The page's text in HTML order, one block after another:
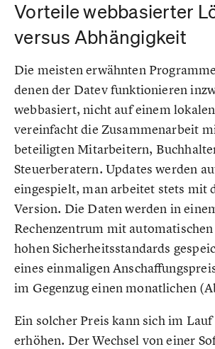
Vorteile webbasierter
versus Abhängigkeit
Die meisten erwähnten
denen der Datev funktionieren
webbasiert, nicht auf einem
vereinfacht die Zusammenarbeit
beteiligten Mitarbeitern,
Steuerberatern. Updates werden
eingespielt, man arbeitet stets mit
Version. Die Daten werden in
Rechenzentrum mit
hohen Sicherheitsstandards
eines einmaligen
im Gegenzug einen monatlichen
Ein solcher Preis kann sich im
erhöhen. Der Wechsel von einer